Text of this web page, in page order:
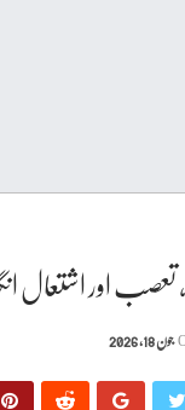
تعصب اور اشتعال
جون 18, 2026